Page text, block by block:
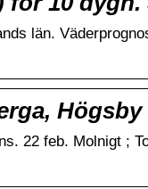
län.
Högsby
22 feb. Molnigt ;